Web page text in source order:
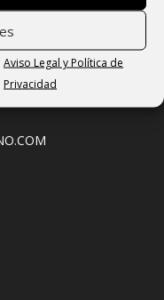
Aviso Legal y Política de
Privacidad